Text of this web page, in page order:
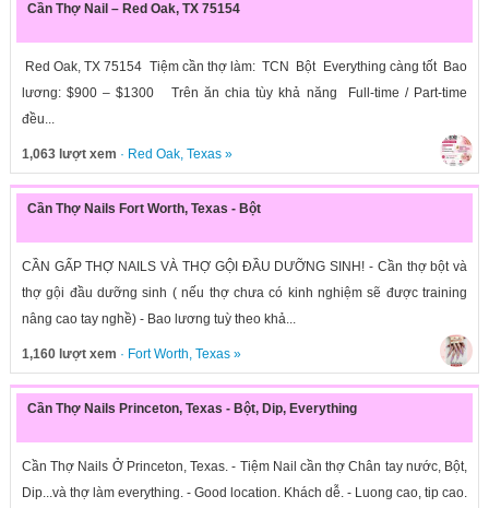
Cần Thợ Nail – Red Oak, TX 75154
Red Oak, TX 75154 Tiệm cần thợ làm: TCN Bột Everything càng tốt Bao
lương: $900 – $1300 Trên ăn chia tùy khả năng Full-time / Part-time
đều...
1,063 lượt xem · Red Oak, Texas»
Cần Thợ Nails Fort Worth, Texas - Bột
CẦN GẤP THỢ NAILS VÀ THỢ GỘI ĐẦU DƯỠNG SINH! - Cần thợ bột và
thợ gội đầu dưỡng sinh ( nếu thợ chưa có kinh nghiệm sẽ được training
nâng cao tay nghề) - Bao lương tuỳ theo khả...
1,160 lượt xem · Fort Worth, Texas»
Cần Thợ Nails Princeton, Texas - Bột, Dip, Everything
Cần Thợ Nails Ở Princeton, Texas. - Tiệm Nail cần thợ Chân tay nước, Bột,
Dip...và thợ làm everything. - Good location. Khách dễ. - Luong cao, tip cao.